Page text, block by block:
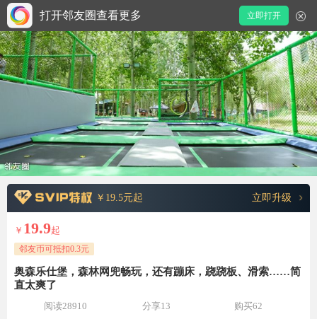
打开邻友圈查看更多 立即打开
￥19.5元起 立即升级
￥ 19.9起
邻友币可抵扣0.3元
奥森乐仕堡，森林网兜畅玩，还有蹦床，跷跷板、滑索……简
直太爽了
阅读28910 分享13 购买62